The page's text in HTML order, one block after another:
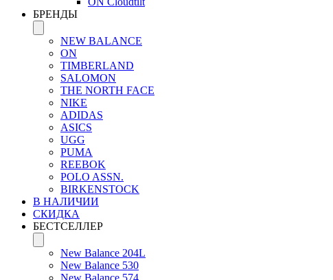
БРЕНДЫ
NEW BALANCE
ON
TIMBERLAND
SALOMON
THE NORTH FACE
NIKE
ADIDAS
ASICS
UGG
PUMA
REEBOK
POLO ASSN.
BIRKENSTOCK
В НАЛИЧИИ
СКИДКА
БЕСТСЕЛЛЕР
New Balance 204L
New Balance 530
New Balance 574